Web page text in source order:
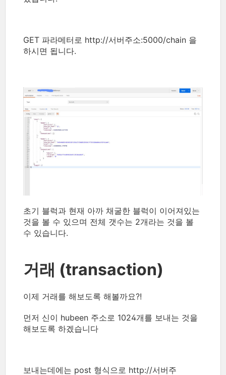
GET 파라메터로 http://서버주소:5000/chain 을
하시면 됩니다.
초기 블럭과 현재 아까 채굴한 블럭이 이어져있는
것을 볼 수 있으며 전체 갯수는 2개라는 것을 볼
수 있습니다.
거래 (transaction)
이제 거래를 해보도록 해볼까요?!
먼저 신이 hubeen 주소로 1024개를 보내는 것을
해보도록 하겠습니다
보내는데에는 post 형식으로 http://서버주